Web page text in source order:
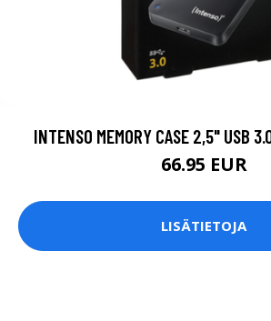
INTENSO MEMORY CASE 2,5" USB
66.95 EUR
LISÄTIETOJA